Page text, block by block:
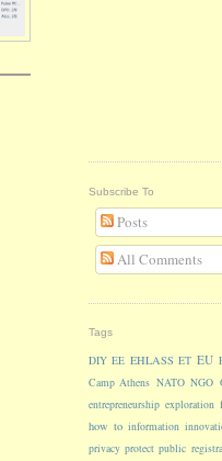
Subscribe To
Posts
All Comments
Tags
DIY EE EHLASS ET EU
Camp Athens NATO NGO
entrepreneurship exploration
how to information
privacy protect public